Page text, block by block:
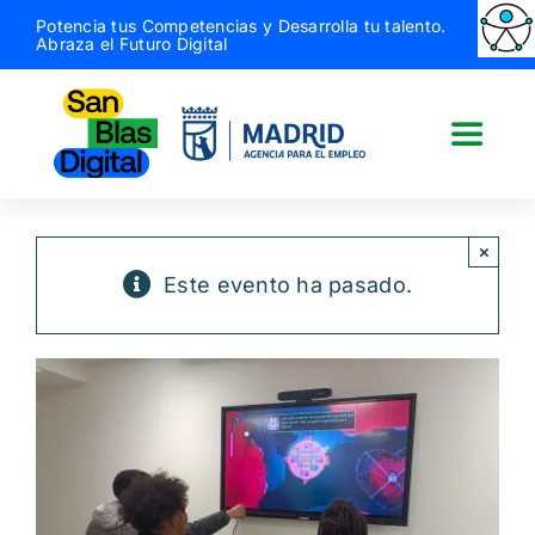
Saltar
contenido
Potencia tus Competencias y Desarrolla tu talento.
Abraza el Futuro Digital
Toggle
Quiénes somos
¿Qué hacemos?
Este evento ha pasado.
×